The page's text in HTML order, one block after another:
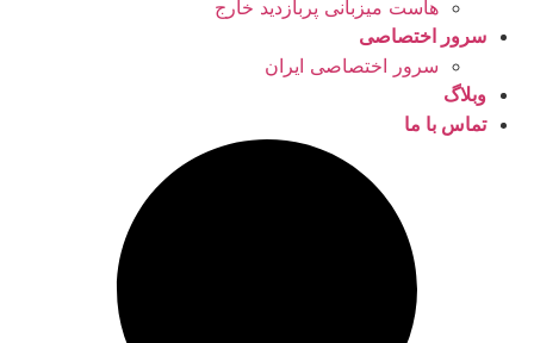
هاست میزبانی پربازدید خارج
سرور اختصاصی
سرور اختصاصی ایران
وبلاگ
تماس با ما